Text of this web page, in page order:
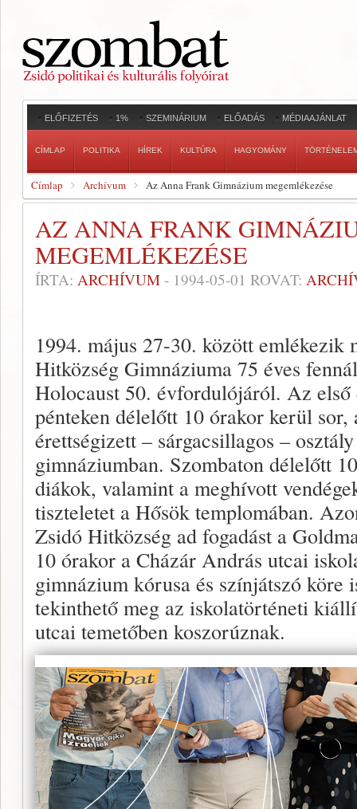
ELŐFIZETÉS 1% SZEMINÁRIUM ELŐADÁS MÉDIAAJÁNLAT
CÍMLAP POLITIKA HÍREK KULTÚRA HAGYOMÁNY
Címlap Archívum Az Anna Frank Gimnázium megemlékezése
AZ ANNA FRANK
MEGEMLÉKEZÉSE
ÍRTA: ARCHÍVUM - 1994-05-01 ROVAT:
1994. május 27-30. között emlékezik
Hitközség Gimnáziuma 75 éves
Holocaust 50. évfordulójáról. Az első
pénteken délelőtt 10 órakor kerül
érettségizett – sárgacsillagos –
gimnáziumban. Szombaton délelőtt
diákok, valamint a meghívott
tiszteletet a Hősök templomában.
Zsidó Hitközség ad fogadást a
10 órakor a Cházár András utcai
gimnázium kórusa és színjátszó
tekinthető meg az iskolatörténeti
utcai te­metőben koszorúznak.